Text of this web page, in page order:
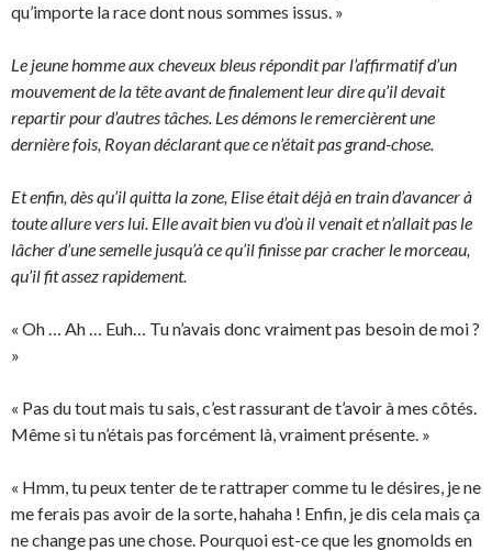
qu’importe la race dont nous sommes issus. »
Le jeune homme aux cheveux bleus répondit par l’affirmatif d’un
mouvement de la tête avant de finalement leur dire qu’il devait
repartir pour d’autres tâches. Les démons le remercièrent une
dernière fois, Royan déclarant que ce n’était pas grand-chose.
Et enfin, dès qu’il quitta la zone, Elise était déjà en train d’avancer à
toute allure vers lui. Elle avait bien vu d’où il venait et n’allait pas le
lâcher d’une semelle jusqu’à ce qu’il finisse par cracher le morceau,
qu’il fit assez rapidement.
« Oh … Ah … Euh… Tu n’avais donc vraiment pas besoin de moi ?
»
« Pas du tout mais tu sais, c’est rassurant de t’avoir à mes côtés.
Même si tu n’étais pas forcément là, vraiment présente. »
« Hmm, tu peux tenter de te rattraper comme tu le désires, je ne
me ferais pas avoir de la sorte, hahaha ! Enfin, je dis cela mais ça
ne change pas une chose. Pourquoi est-ce que les gnomolds en